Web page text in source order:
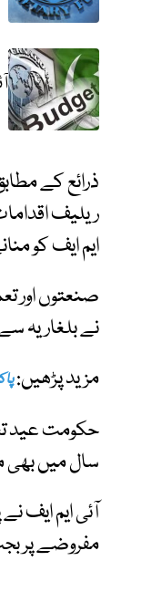
ریلیف
ایم ایف کو
صنعتوں اور
نے بلغاریہ
مزید پڑھیں:
سال میں بھی
مفروضے پر